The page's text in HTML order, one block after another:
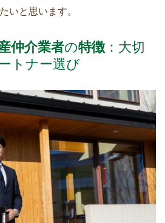
いと思います。
仲介業者の特徴 ：大切
トナー選び